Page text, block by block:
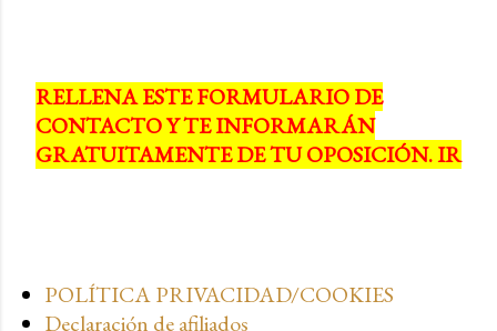
RELLENA ESTE FORMULARIO DE
CONTACTO Y TE INFORMARÁN
GRATUITAMENTE DE TU OPOSICIÓN. IR
POLÍTICA PRIVACIDAD/COOKIES
Declaración de afiliados